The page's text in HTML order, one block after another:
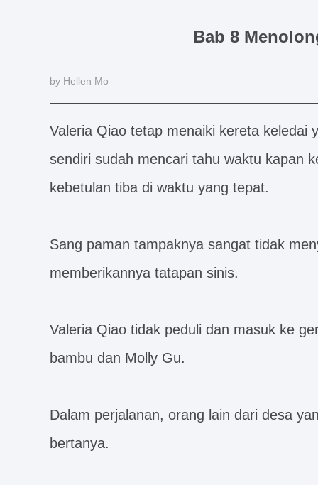
Bab 8
by Hellen Mo
Valeria Qiao tetap menaiki kereta keledai
sendiri sudah mencari tahu waktu kapan
kebetulan tiba di waktu yang tepat.
Sang paman tampaknya sangat tidak
memberikannya tatapan sinis.
Valeria Qiao tidak peduli dan masuk ke
bambu dan Molly Gu.
Dalam perjalanan, orang lain dari desa
bertanya.